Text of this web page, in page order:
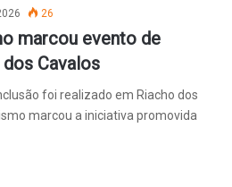
26
marcou evento de
Cavalos
foi realizado em Riacho dos
marcou a iniciativa promovida